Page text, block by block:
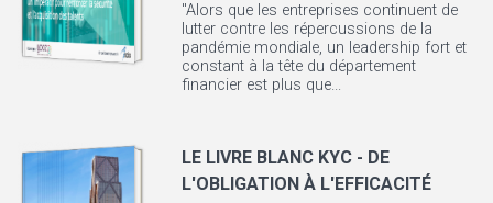
"Alors que les entreprises continuent de
lutter contre les répercussions de la
pandémie mondiale, un leadership fort et
constant à la tête du département
financier est plus que...
LE LIVRE BLANC KYC - DE
L'OBLIGATION À L'EFFICACITÉ